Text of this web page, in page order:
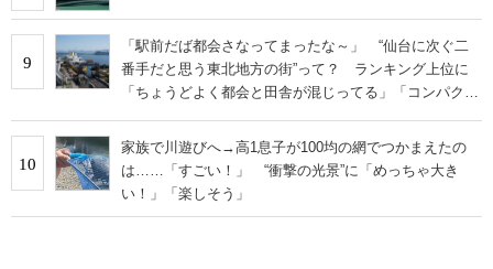
9
「駅前だば都会さなってまったな～」 “仙台に次ぐ二
番手だと思う東北地方の街”って？ ランキング上位に
「ちょうどよく都会と田舎が混じってる」「コンパクト
10
家族で川遊びへ→高1息子が100均の網でつかまえたの
は……「すごい！」 “衝撃の光景”に「めっちゃ大き
い！」「楽しそう」